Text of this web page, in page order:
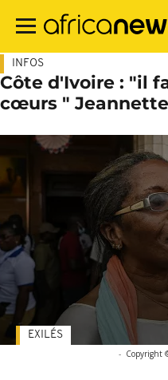
contenu
INFOS
Côte d'Ivoire : "il
cœurs "
- Copyright
EXILÉS